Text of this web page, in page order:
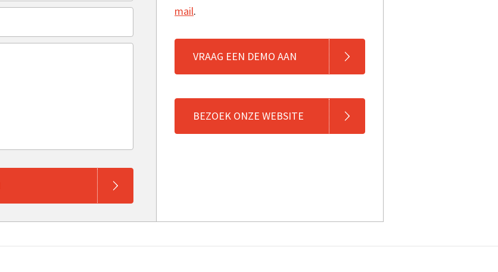
mail.
VRAAG EEN DEMO AAN
BEZOEK ONZE WEBSITE